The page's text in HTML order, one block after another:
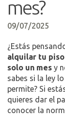
mes?
09/07/2025
¿Estás
alquilar tu
solo un mes y
sabes si la ley lo
permite? Si
quieres dar el
conocer la